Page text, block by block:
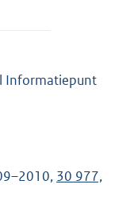
Informatiepunt
30 977,